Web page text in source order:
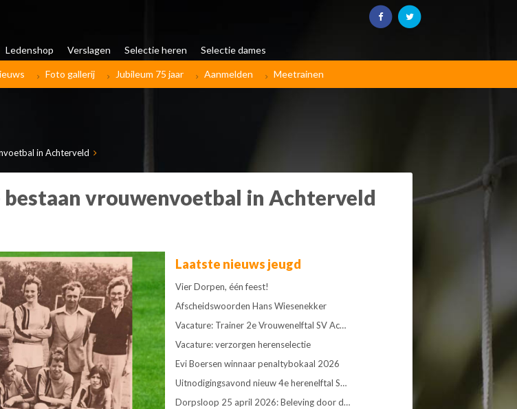
Ledenshop Verslagen Selectie heren Selectie dames
Foto gallerij Jubileum 75 jaar Aanmelden Meetrainen
in Achterveld
vrouwenvoetbal in Achterveld
Laatste nieuws jeugd
Vier Dorpen, één feest!
Afscheidswoorden Hans Wiesenekker
Vacature: Trainer 2e Vrouwenelftal SV Ac…
Vacature: verzorgen herenselectie
Evi Boersen winnaar penaltybokaal 2026
Uitnodigingsavond nieuw 4e herenelftal S…
Dorpsloop 25 april 2026: Beleving door d…